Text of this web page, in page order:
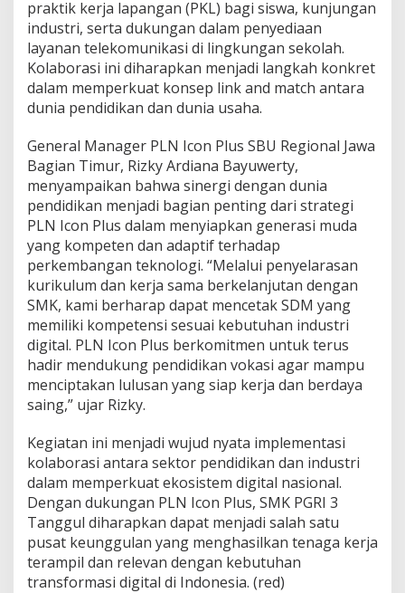
u
i
S
i
n
e
r
i
D
u
n
i
a
n
d
u
s
t
d
a
n
P
e
n
d
i
d
i
k
a
n
V
praktik kerja lapangan (PKL) bagi siswa, kunjungan
industri, serta dukungan dalam penyediaan
layanan telekomunikasi di lingkungan sekolah.
Kolaborasi ini diharapkan menjadi langkah konkret
dalam memperkuat konsep link and match antara
dunia pendidikan dan dunia usaha.
General Manager PLN Icon Plus SBU Regional Jawa
Bagian Timur, Rizky Ardiana Bayuwerty,
menyampaikan bahwa sinergi dengan dunia
pendidikan menjadi bagian penting dari strategi
PLN Icon Plus dalam menyiapkan generasi muda
yang kompeten dan adaptif terhadap
perkembangan teknologi. “Melalui penyelarasan
kurikulum dan kerja sama berkelanjutan dengan
SMK, kami berharap dapat mencetak SDM yang
memiliki kompetensi sesuai kebutuhan industri
digital. PLN Icon Plus berkomitmen untuk terus
hadir mendukung pendidikan vokasi agar mampu
menciptakan lulusan yang siap kerja dan berdaya
saing,” ujar Rizky.
Kegiatan ini menjadi wujud nyata implementasi
kolaborasi antara sektor pendidikan dan industri
dalam memperkuat ekosistem digital nasional.
Dengan dukungan PLN Icon Plus, SMK PGRI 3
Tanggul diharapkan dapat menjadi salah satu
pusat keunggulan yang menghasilkan tenaga kerja
terampil dan relevan dengan kebutuhan
transformasi digital di Indonesia. (red)